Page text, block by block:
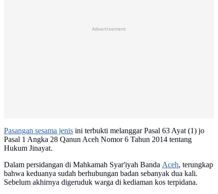
Advertisement
Pasangan sesama jenis ini terbukti melanggar Pasal 63 Ayat (1) jo
Pasal 1 Angka 28 Qanun Aceh Nomor 6 Tahun 2014 tentang
Hukum Jinayat.
Dalam persidangan di Mahkamah Syar'iyah Banda Aceh, terungkap
bahwa keduanya sudah berhubungan badan sebanyak dua kali.
Sebelum akhirnya digeruduk warga di kediaman kos terpidana.